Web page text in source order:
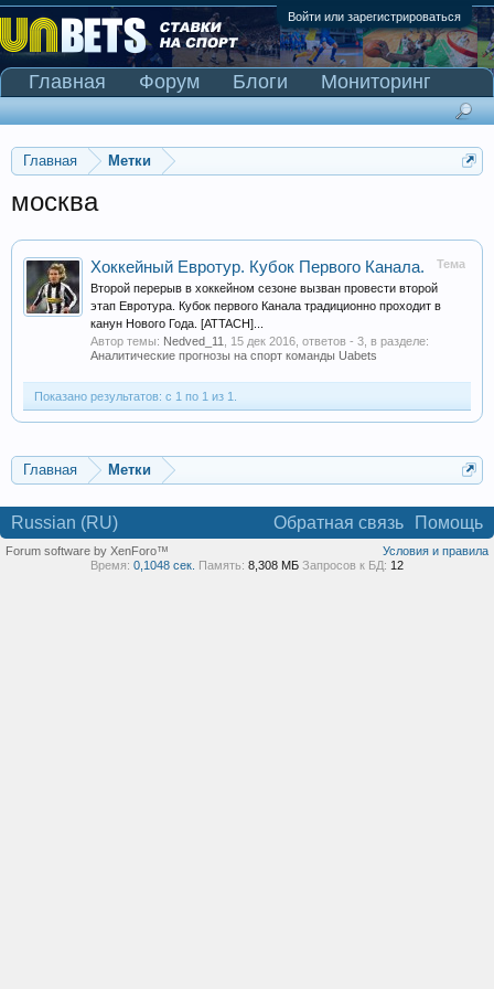
Войти или зарегистрироваться
Главная Метки
москва
Тема
Хоккейный Евротур. Кубок Первого Канала.
Второй перерыв в хоккейном сезоне вызван провести второй
этап Евротура. Кубок первого Канала традиционно проходит в
канун Нового Года. [ATTACH]...
Автор темы: Nedved_11 15 дек 2016 , ответов - 3, в разделе:
Аналитические прогнозы на спорт команды Uabets
Показано результатов: с 1 по 1 из 1.
Главная Метки
Главная Форум Блоги
Мониторинг
Сканер Pinnacle
Russian (RU) Обратная связь Помощь
Условия и правила
Forum software by XenForo™
Время: 0,1048 сек. Память: 8,308 МБ Запросов к БД: 12